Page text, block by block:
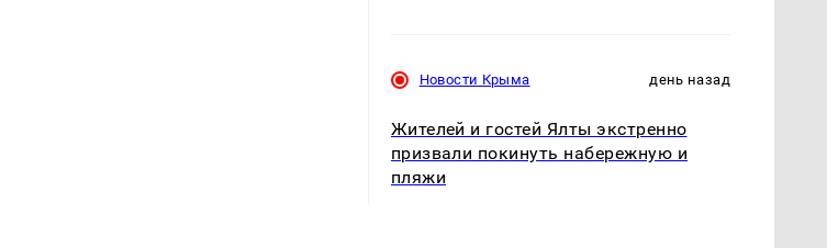
Новости Крыма день назад
Жителей и гостей Ялты экстренно
призвали покинуть набережную и
пляжи